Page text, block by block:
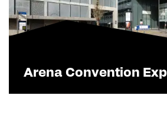
Arena Convention